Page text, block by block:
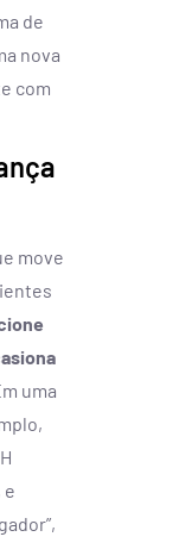
de
nova
com
move
uma
e